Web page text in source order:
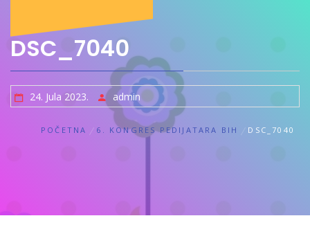
DSC_7040
24. Jula 2023. admin
POČETNA 6. KONGRES PEDIJATARA BIH DSC_7040